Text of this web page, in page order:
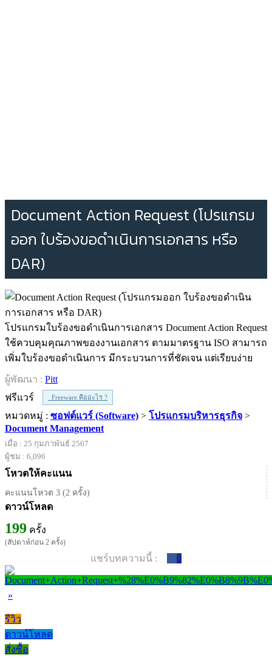
Document Action Request (โปรแกรม
ออก ใบร้องขอดำเนินการเอกสาร หรือ
DAR)
โปรแกรมใบร้องขอดำเนินการเอกสาร Document Action Request
ใช้ควบคุมคุณภาพของงานเอกสาร ตามมาตรฐาน ISO สามารถ
เพิ่มใบร้องขอดำเนินการ มีกระบวนการที่ชัดเจน แต่เรียบง่าย
ผู้พัฒนา : Pitt
ฟรีแวร์
Freeware คืออะไร ?
หมวดหมู่ : ซอฟต์แวร์ (Software) > โปรแกรมบริหารธุรกิจ >
Document Management
เมื่อ : 25 กุมภาพันธ์ 2567
ผู้ชม : 6,096
โหวตให้คะแนน
คะแนนโหวต 3 (2 ครั้ง)
ดาวน์โหลด
199 ครั้ง
(สัปดาห์ก่อน 2 ครั้ง)
แชร์บทความนี้ : 0
»
รีวิว
ดาวน์โหลด
สั่งซื้อ